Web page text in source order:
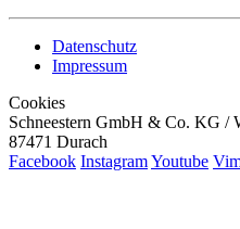
Datenschutz
Impressum
Cookies
Schneestern GmbH & Co. KG /
87471 Durach
Facebook InstagramYoutube